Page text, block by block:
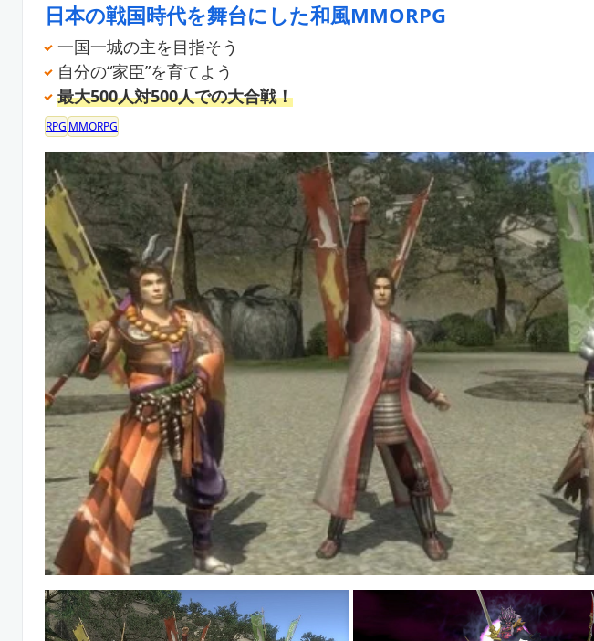
日本の戦国時代を舞台にした和風MMORPG
一国一城の主を目指そう
自分の“家臣”を育てよう
最大500人対500人での大合戦！
RPG MMORPG